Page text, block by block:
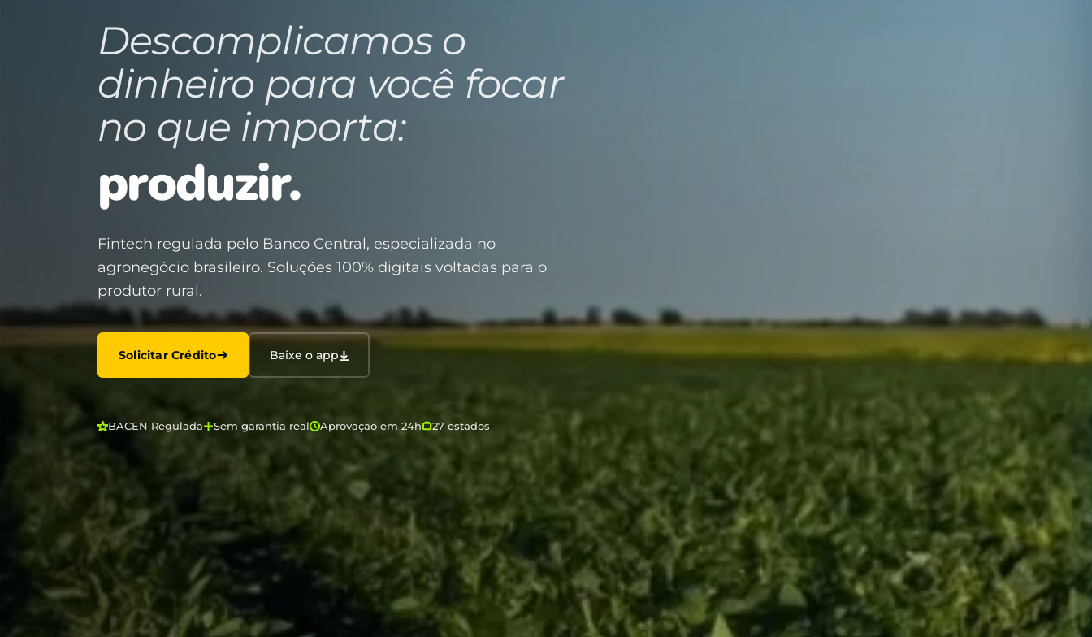
Descomplicamos o
dinheiro para você focar
no que importa:
produzir.
Fintech regulada pelo Banco Central, especializada no
agronegócio brasileiro. Soluções 100% digitais voltadas para o
produtor rural.
Solicitar Crédito Baixe o app
BACEN Regulada Sem garantia real Aprovação em 24h 27 estados